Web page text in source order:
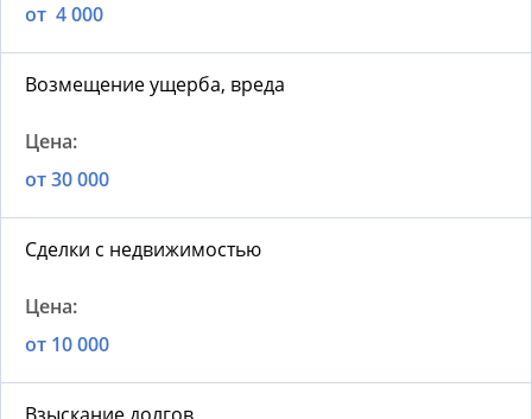
от 4 000
Возмещение ущерба, вреда
от 30 000
Сделки с недвижимостью
от 10 000